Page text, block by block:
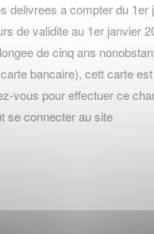
delivrees a compter du 1er
de validite au 1er janvier
de cinq ans
bancaire), cett carte
vous pour effectuer ce
se connecter au site